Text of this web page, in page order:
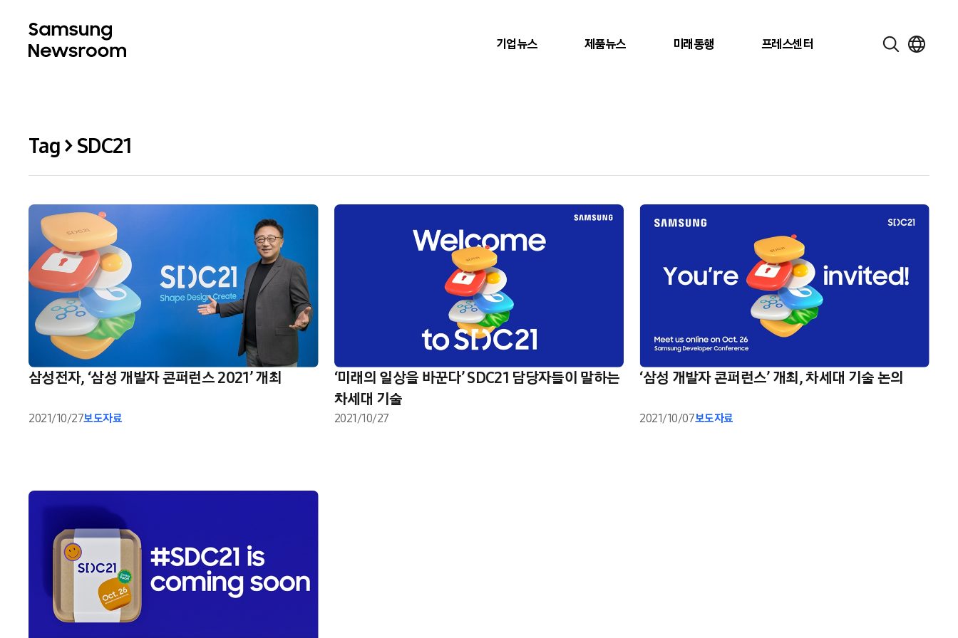
기업뉴스 제품뉴스 미래동행 프레스센터
Tag > SDC21
삼성전자, ‘삼성 개발자 콘퍼런스 2021’ 개최
2021/10/27보도자료
‘미래의 일상을 바꾼다’ SDC21 담당자들이 말하는
차세대 기술
2021/10/27
‘삼성 개발자 콘퍼런스’ 개최, 차세대 기술 논의
2021/10/07보도자료